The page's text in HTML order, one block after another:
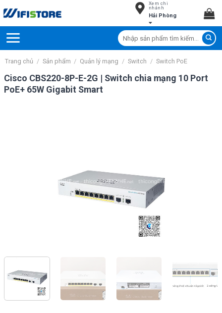
to
Xem chi
nhánh
Hải Phòng
Tìm
kiếm:
Trang chủ / Sản phẩm / Quản lý mạng / Switch / Switch PoE
Cisco CBS220-8P-E-2G | Switch chia mạng 10 Port
PoE+ 65W Gigabit Smart